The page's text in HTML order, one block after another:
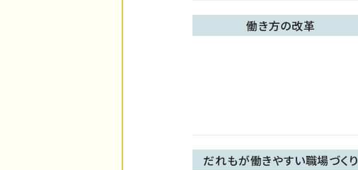
働き方の改革
だれもが働きやすい職場づくり